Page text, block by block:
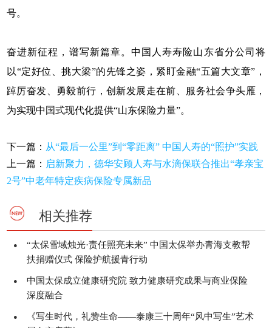
号。
奋进新征程，谱写新篇章。中国人寿寿险山东省分公司将
以“定好位、挑大梁”的先锋之姿，紧盯金融“五篇大文章”，
踔厉奋发、勇毅前行，创新发展走在前、服务社会争头雁，
为实现中国式现代化提供“山东保险力量”。
下一篇： 从“最后一公里”到“零距离” 中国人寿的“照护”实践
上一篇： 启新聚力，德华安顾人寿与水滴保联合推出“孝亲宝
2号”中老年特定疾病保险专属新品
相关推荐
●
“太保雪域烛光·责任照亮未来” 中国太保举办青海支教帮
扶捐赠仪式 保险护航援青行动
●
中国太保成立健康研究院 致力健康研究成果与商业保险
深度融合
●
《写生时代，礼赞生命——泰康三十周年“风中写生”艺术